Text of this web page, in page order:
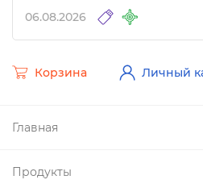
06.08.2026
Главная
Продукты
Корзина Личный